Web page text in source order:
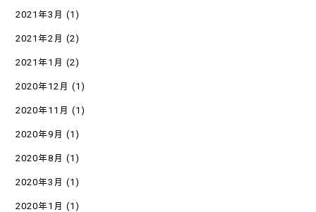
2021年3月 (1)
2021年2月 (2)
2021年1月 (2)
2020年12月 (1)
2020年11月 (1)
2020年9月 (1)
2020年8月 (1)
2020年3月 (1)
2020年1月 (1)